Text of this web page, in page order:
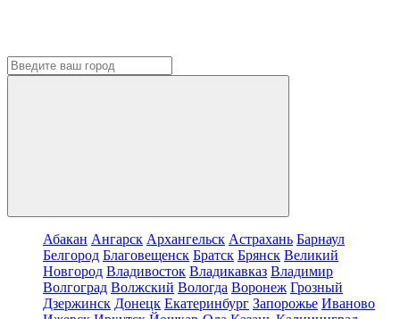
Абакан Ангарск Архангельск Астрахань Барнаул
Белгород Благовещенск Братск Брянск Великий
Новгород Владивосток Владикавказ Владимир
Волгоград Волжский Вологда Воронеж Грозный
Дзержинск Донецк Екатеринбург Запорожье Иваново